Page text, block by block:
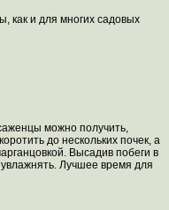
как и для многих садовых
можно получить,
до нескольких почек, а
Высадив побеги в
Лучшее время для